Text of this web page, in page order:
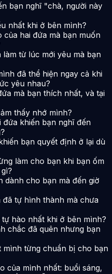
bạn nghĩ "chà, người này
nhất khi ở bên mình?
của hai đứa mà bạn muốn
từ lúc mới yêu mà bạn
đã thể hiện ngay cả khi
yêu nhau?
mà bạn thích nhất, và tại
thấy nhớ mình?
đứa khiến bạn nghĩ đến
bạn quyết định ở lại dù
làm cho bạn khi bạn ốm
dành cho bạn mà đến giờ
tự hình thành mà chưa
hào nhất khi ở bên mình?
chắc đã quên nhưng bạn
mình từng chuẩn bị cho bạn
của mình nhất: buổi sáng,